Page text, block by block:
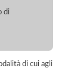
di
di cui agli